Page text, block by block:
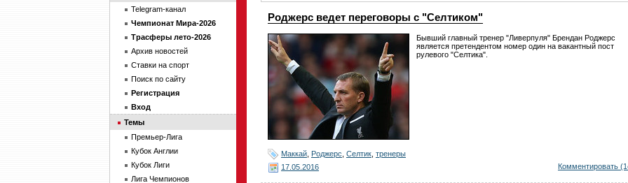
Роджерс ведет переговоры с "Селтиком"
Бывший главный тренер "Ливерпуля" Брендан Роджерс
является претендентом номер один на вакантный пост
рулевого "Селтика".
Маккай Роджерс Селтик тренеры
17.05.2016
Комментировать
Telegram-канал
Чемпионат Мира-2026
Трасферы лето-2026
Архив новостей
Ставки на спорт
Поиск по сайту
Регистрация
Вход
Темы
Премьер-Лига
Кубок Англии
Кубок Лиги
Лига Чемпионов